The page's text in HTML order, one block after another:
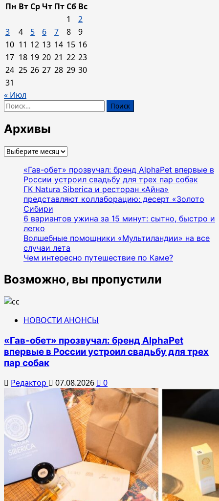
Пн Вт СрЧт Пт Сб Вс
1
2
3
4 5 6 7 8
9
10 11 12 13 14 15 16
17 18 19 20 21 22 23
24 25 26 27 28 29 30
31
« Июл
Найти:
Архивы
Архивы
«Гав-обет» прозвучал: бренд AlphaPet впервые в
России устроил свадьбу для трех пар собак
ГК Natura Siberica и ресторан «Айна»
представляют коллаборацию: десерт «Золото
Сибири
6 вариантов ужина за 15 минут: сытно, быстро и
легко
Волшебные помощники «Мультиландии» на все
случаи лета
Чем интересно путешествие по Каме?
Возможно, вы пропустили
НОВОСТИ АНОНСЫ
«Гав-обет» прозвучал: бренд AlphaPet
впервые в России устроил свадьбу для трех
пар собак
Редактор 07.08.2026 0